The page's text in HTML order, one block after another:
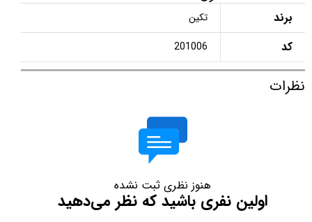
برند تکین
کد 201006
نظرات
هنوز نظری ثبت نشده
اولین نفری باشید که نظر می‌دهید